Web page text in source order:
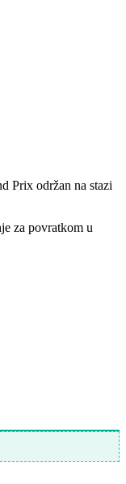
Prix održan na stazi
za povratkom u